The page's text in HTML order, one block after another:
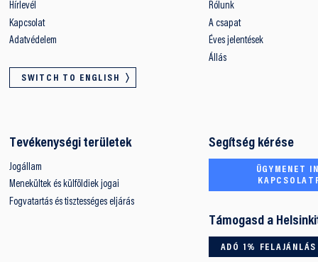
Hírlevél
Kapcsolat
Adatvédelem
SWITCH TO ENGLISH
Rólunk
A csapat
Éves jelentések
Állás
Tevékenységi területek
Jogállam
Menekültek és külföldiek jogai
Fogvatartás és tisztességes eljárás
Segítség kérése
ÜGYMENET
Támogasd a
ADÓ 1% FELAJÁNLÁS